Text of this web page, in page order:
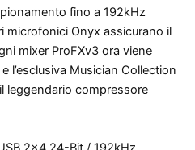
fino a 192kHz
microfonici Onyx assicurano il
mixer ProFXv3 ora viene
l’esclusiva Musician Collection
leggendario compressore